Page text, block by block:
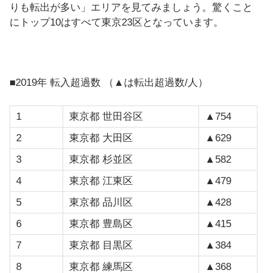
りも転出が多い」エリアを見てみましょう。驚くこと
にトップ10はすべて東京23区となっています。
■2019年 転入超過数 （▲は転出超過数/人）
1 東京都 世田谷区
▲754
2
東京都 大田区
▲629
3
東京都 杉並区
▲582
4
東京都 江東区
▲479
5
東京都 品川区
▲428
6
東京都 豊島区
▲415
7
東京都 目黒区
▲384
8
東京都 練馬区
▲368